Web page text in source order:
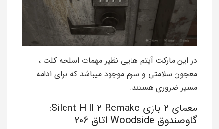
در این مارکت آیتم هایی نظیر مهمات اسلحه کلت ،
معجون سلامتی و سرم موجود میباشد که برای ادامه
مسیر ضروری هستند.
معمای 2 بازی Silent Hill 2 Remake:
گاوصندوق Woodside اتاق 206